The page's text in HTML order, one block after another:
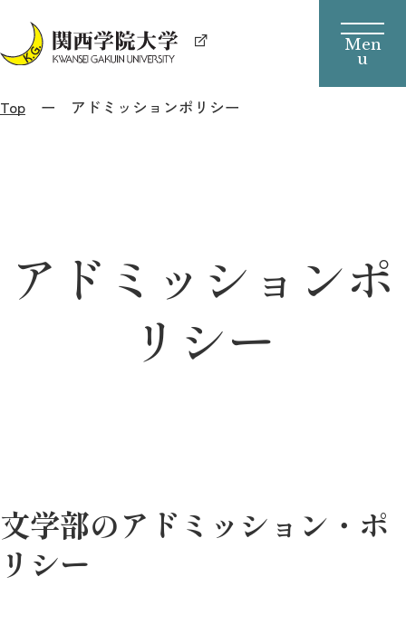
Top アドミッションポリシー
アドミッションポ
リシー
文学部のアドミッション・ポ
リシー